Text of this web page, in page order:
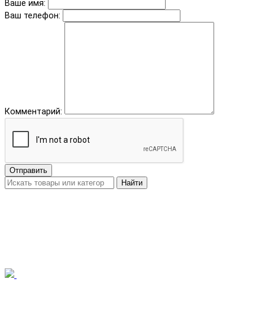
Ваше имя:
Ваш телефон:
Комментарий:
Отправить
Найти